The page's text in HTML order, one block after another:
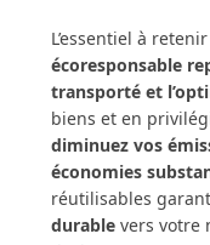
L’essentiel à
écoresponsable
transporté et
biens et en
diminuez vos
économies
réutilisables
durablevers votre